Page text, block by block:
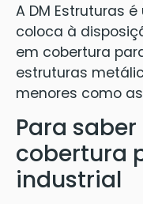
A DM Estruturas
coloca à
em cobertura
estruturas
menores como
Para
cobertura
industrial